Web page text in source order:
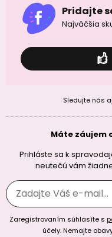
Pridajte
Najväčšia
Sledujte nás
Máte záujem
Prihláste sa k
neutečú vám
Zaregistrovaním súhlasíte s
účely. Nemajte